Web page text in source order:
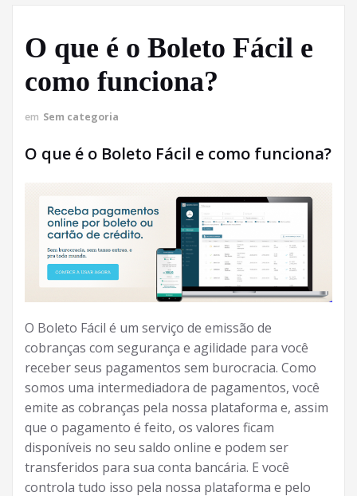
O que é o Boleto Fácil e
como funciona?
em Sem categoria
O que é o Boleto Fácil e como funciona?
O Boleto Fácil é um serviço de emissão de
cobranças com segurança e agilidade para você
receber seus pagamentos sem burocracia. Como
somos uma intermediadora de pagamentos, você
emite as cobranças pela nossa plataforma e, assim
que o pagamento é feito, os valores ficam
disponíveis no seu saldo online e podem ser
transferidos para sua conta bancária. E você
controla tudo isso pela nossa plataforma e pelo